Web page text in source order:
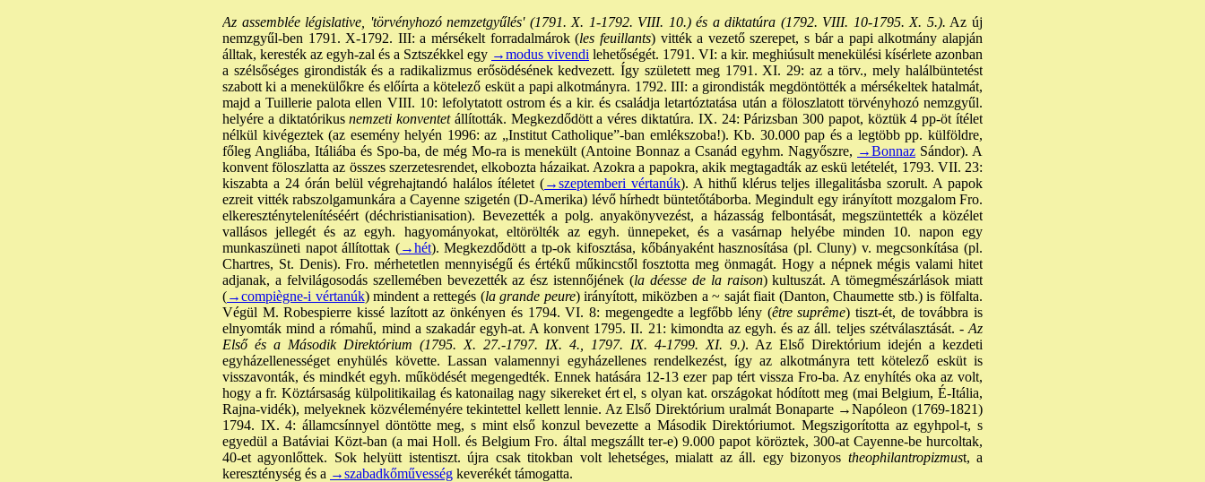
Az assemblée législative, 'törvényhozó nemzetgyűlés' (1791. X. 1-1792. VIII. 10.) és a diktatúra (1792. VIII. 10-1795. X. 5.). Az új
nemzgyűl-ben 1791. X-1792. III: a mérsékelt forradalmárok (les feuillants) vitték a vezető szerepet, s bár a papi alkotmány alapján
álltak, keresték az egyh-zal és a Sztszékkel egy →modus vivendi lehetőségét. 1791. VI: a kir. meghiúsult menekülési kísérlete azonban
a szélsőséges girondisták és a radikalizmus erősödésének kedvezett. Így született meg 1791. XI. 29: az a törv., mely halálbüntetést
szabott ki a menekülőkre és előírta a kötelező esküt a papi alkotmányra. 1792. III: a girondisták megdöntötték a mérsékeltek hatalmát,
majd a Tuillerie palota ellen VIII. 10: lefolytatott ostrom és a kir. és családja letartóztatása után a föloszlatott törvényhozó nemzgyűl.
helyére a diktatórikusnemzeti konventet állították. Megkezdődött a véres diktatúra. IX. 24: Párizsban 300 papot, köztük 4 pp-öt ítélet
nélkül kivégeztek (az esemény helyén 1996: az „Institut Catholique”-ban emlékszoba!). Kb. 30.000 pap és a legtöbb pp. külföldre,
főleg Angliába, Itáliába és Spo-ba, de még Mo-ra is menekült (Antoine Bonnaz a Csanád egyhm. Nagyőszre, →Bonnaz Sándor). A
konvent föloszlatta az összes szerzetesrendet, elkobozta házaikat. Azokra a papokra, akik megtagadták az eskü letételét, 1793. VII. 23:
kiszabta a 24 órán belül végrehajtandó halálos ítéletet (→szeptemberi vértanúk). A hithű klérus teljes illegalitásba szorult. A papok
ezreit vitték rabszolgamunkára a Cayenne szigetén (D-Amerika) lévő hírhedt büntetőtáborba. Megindult egy irányított mozgalom Fro.
elkereszténytelenítéséért (déchristianisation). Bevezették a polg. anyakönyvezést, a házasság felbontását, megszüntették a közélet
vallásos jellegét és az egyh. hagyományokat, eltörölték az egyh. ünnepeket, és a vasárnap helyébe minden 10. napon egy
munkaszüneti napot állítottak (→hét). Megkezdődött a tp-ok kifosztása, kőbányaként hasznosítása (pl. Cluny) v. megcsonkítása (pl.
Chartres, St. Denis). Fro. mérhetetlen mennyiségű és értékű műkincstől fosztotta meg önmagát. Hogy a népnek mégis valami hitet
adjanak, a felvilágosodás szellemében bevezették az ész istennőjének (la déesse de la raison) kultuszát. A tömegmészárlások miatt
(→compiègne-i vértanúk) mindent a rettegés (la grande peure) irányított, miközben a ~ saját fiait (Danton, Chaumette stb.) is fölfalta.
Végül M. Robespierre kissé lazított az önkényen és 1794. VI. 8: megengedte a legfőbb lény (être suprême) tiszt-ét, de továbbra is
elnyomták mind a rómahű, mind a szakadár egyh-at. A konvent 1795. II. 21: kimondta az egyh. és az áll. teljes szétválasztását. -Az
Első és a Második Direktórium (1795. X. 27.-1797. IX. 4., 1797. IX. 4-1799. XI. 9.). Az Első Direktórium idején a kezdeti
egyházellenességet enyhülés követte. Lassan valamennyi egyházellenes rendelkezést, így az alkotmányra tett kötelező esküt is
visszavonták, és mindkét egyh. működését megengedték. Ennek hatására 12-13 ezer pap tért vissza Fro-ba. Az enyhítés oka az volt,
hogy a fr. Köztársaság külpolitikailag és katonailag nagy sikereket ért el, s olyan kat. országokat hódított meg (mai Belgium, É-Itália,
Rajna-vidék), melyeknek közvéleményére tekintettel kellett lennie. Az Első Direktórium uralmát Bonaparte →Napóleon (1769-1821)
1794. IX. 4: államcsínnyel döntötte meg, s mint első konzul bevezette a Második Direktóriumot. Megszigorította az egyhpol-t, s
egyedül a Batáviai Közt-ban (a mai Holl. és Belgium Fro. által megszállt ter-e) 9.000 papot köröztek, 300-at Cayenne-be hurcoltak,
40-et agyonlőttek. Sok helyütt istentiszt. újra csak titokban volt lehetséges, mialatt az áll. egy bizonyos theophilantropizmust, a
kereszténység és a →szabadkőművesség keverékét támogatta.